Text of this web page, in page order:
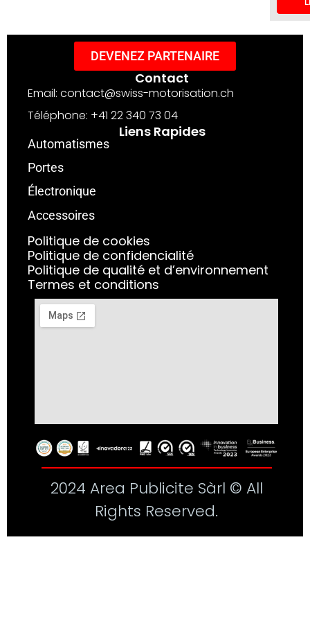
DEVENEZ PARTENAIRE
Contact
Email: contact@swiss-motorisation.ch
Téléphone: +41 22 340 73 04
Liens Rapides
Automatismes
Portes
Électronique
Accessoires
Politique de cookies
Politique de confidencialité
Politique de qualité et d’environnement
Termes et conditions
2024 Area Publicite Sàrl © All
Rights Reserved.